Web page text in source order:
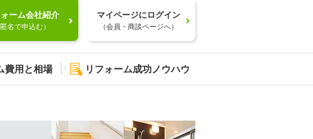
ォーム会社紹介
匿名で申込む）
マイページにログイン
（会員・商談ページへ）
費用と相場 リフォーム成功ノウハウ